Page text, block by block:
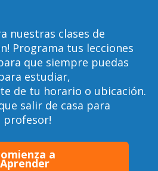
nuestras clases de
Programa tus lecciones
que siempre puedas
estudiar,
de tu horario o ubicación.
salir de casa para
a
Aprender